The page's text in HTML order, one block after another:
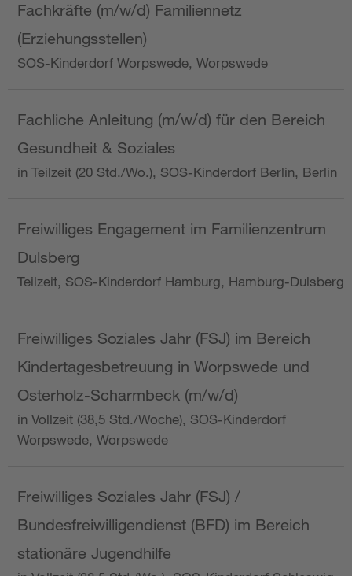
Fachkräfte (m/w/d) Familiennetz
(Erziehungsstellen)
SOS-Kinderdorf Worpswede, Worpswede
Fachliche Anleitung (m/w/d) für den Bereich
Gesundheit & Soziales
in Teilzeit (20 Std./Wo.), SOS-Kinderdorf Berlin, Berlin
Freiwilliges Engagement im Familienzentrum
Dulsberg
Teilzeit, SOS-Kinderdorf Hamburg, Hamburg-Dulsberg
Freiwilliges Soziales Jahr (FSJ) im Bereich
Kindertagesbetreuung in Worpswede und
Osterholz-Scharmbeck (m/w/d)
in Vollzeit (38,5 Std./Woche), SOS-Kinderdorf
Worpswede, Worpswede
Freiwilliges Soziales Jahr (FSJ) /
Bundesfreiwilligendienst (BFD) im Bereich
stationäre Jugendhilfe